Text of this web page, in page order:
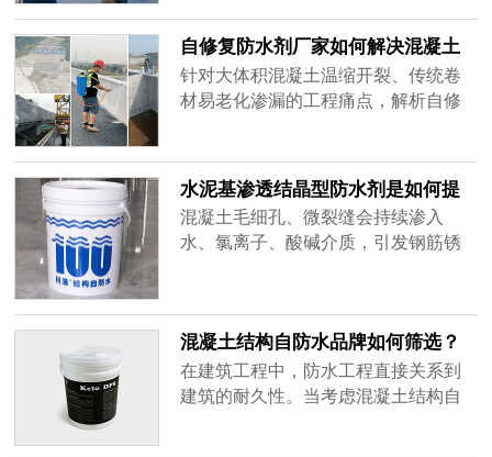
GB50108《地下工程防水技术规范》
对结构自防水的技术要求。当前工程
实践中，混凝土早期收缩开裂、渗水
隐患仍是困扰施工方和质检人员的普
水泥水化产物协同作用的技术路径，
为这一痛点提供了可靠解决方案。
自修复防水剂厂家如何解决混凝土
温缩开裂渗漏难题
针对大体积混凝土温缩开裂、传统卷
材易老化渗漏的工程痛点，解析自修
化热调控与渗透结晶机理，为地下、
水利等工程防水提供选型参考。
水泥基渗透结晶型防水剂是如何提
升建筑耐久性的
混凝土毛细孔、微裂缝会持续渗入
水、氯离子、酸碱介质，引发钢筋锈
业，推出内掺防渗剂+外喷永凝液DPS
整套水泥基渗透结晶体系，通过化学
改性混凝土基体，从源头解决结构劣
化问题，全方位提升建筑长期耐久
混凝土结构自防水品牌如何筛选？
掌握三大核心维度
在建筑工程中，防水工程直接关系到
建筑的耐久性。当考虑混凝土结构自